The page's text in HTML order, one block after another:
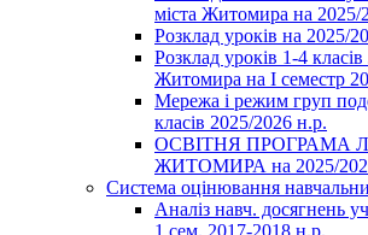
міста Житомира на 2025/
Розклад уроків на 2025/
Розклад уроків 1-4
Житомира на І семестр
Мережа і режим груп
класів 2025/2026 н.р.
ОСВІТНЯ ПРОГРАМА
ЖИТОМИРА на 2025/2026
Система оцінювання
Аналіз навч. досягнень
1 сем. 2017-2018 н.р.